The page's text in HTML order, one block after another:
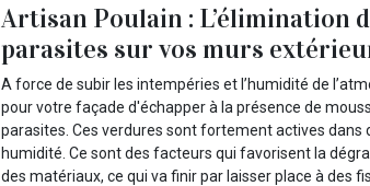
Artisan Poulain : L’élimination
parasites sur vos murs
A force de subir les intempéries et l’humidité de
pour votre façade d'échapper à la présence de
parasites. Ces verdures sont fortement actives dans
humidité. Ce sont des facteurs qui favorisent la
des matériaux, ce qui va finir par laisser place à des